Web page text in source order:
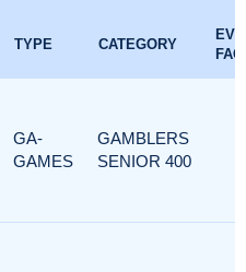
TYPE CATEGORY
GA-
GAMES
GAMBLERS
SENIOR 400